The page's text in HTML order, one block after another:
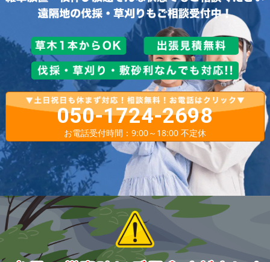
050-1724-2698
お電話受付時間：9:00～18:00 不定休